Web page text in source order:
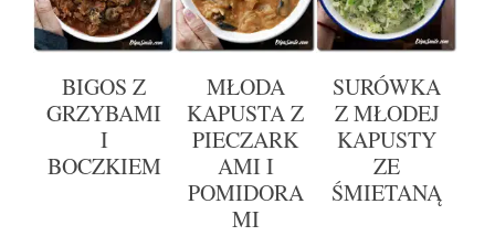
BIGOS Z
GRZYBAMI
I
BOCZKIEM
MŁODA
KAPUSTA Z
PIECZARK
AMI I
POMIDORA
MI
SURÓWKA
Z MŁODEJ
KAPUSTY
ZE
ŚMIETANĄ